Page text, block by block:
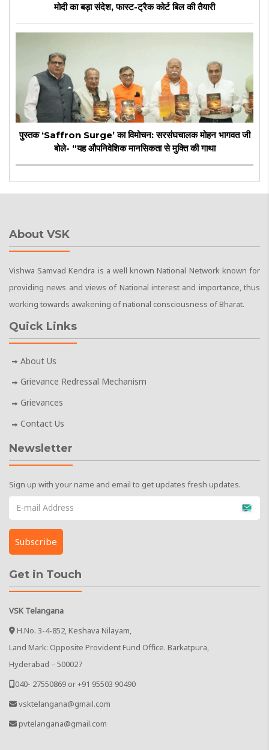
मोदी का बड़ा संदेश, फास्ट-ट्रैक कोर्ट बिल की तैयारी
पुस्तक ‘Saffron Surge’ का विमोचन: सरसंघचालक मोहन भागवत जी
बोले- “यह औपनिवेशिक मानसिकता से मुक्ति की गाथा
About VSK
Vishwa Samvad Kendra is a well known National Network known for
providing news and views of National interest and importance, thus
working towards awakening of national consciousness of Bharat.
Quick Links
About Us
Grievance Redressal Mechanism
Grievances
Contact Us
Newsletter
Sign up with your name and email to get updates fresh updates.
Get in Touch
VSK Telangana
H.No. 3-4-852, Keshava Nilayam,
Land Mark: Opposite Provident Fund Office. Barkatpura,
Hyderabad – 500027
040- 27550869 or +91 95503 90490
vsktelangana@gmail.com
pvtelangana@gmail.com